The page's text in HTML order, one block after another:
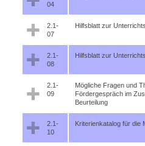
04
2.1-
07
Hilfsblatt zur
2.1-
08
Hilfsblatt zur
2.1-
09
Mögliche Fragen und
Fördergespräch im
Beurteilung
2.1-
10
Kriterienkatalog für die